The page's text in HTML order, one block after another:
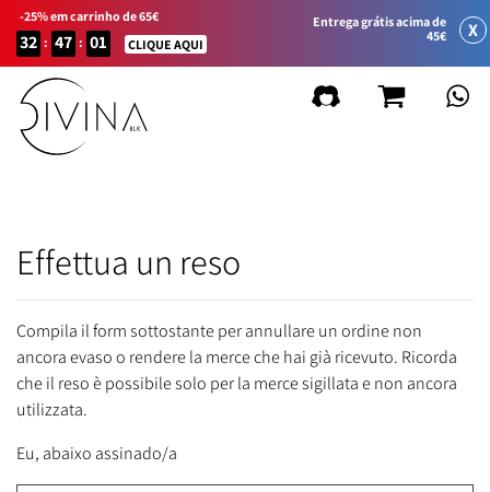
-25% em carrinho de 65€
32 : 47 : 01 CLIQUE AQUI
Entrega grátis acima de
45€
X
Effettua un reso
Compila il form sottostante per annullare un ordine non
ancora evaso o rendere la merce che hai già ricevuto. Ricorda
che il reso è possibile solo per la merce sigillata e non ancora
utilizzata.
Eu, abaixo assinado/a